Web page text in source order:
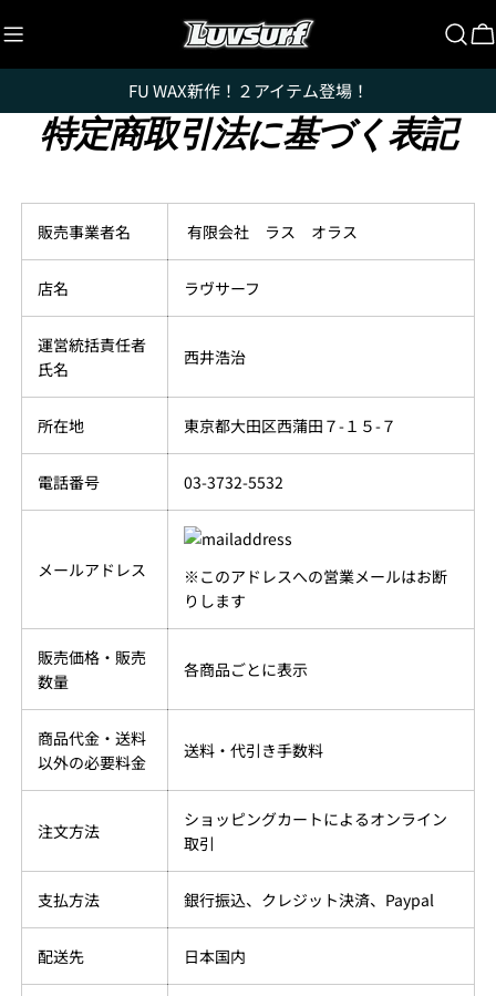
ン
テ
ツ
FU WAX新作！２アイテム登場！
特定商取引法に基づく表記
販売事業者名 有限会社 ラス オラス
店名 ラヴサーフ
運営統括責任者
氏名
西井浩治
所在地 東京都大田区西蒲田７-１５-７
電話番号 03-3732-5532
メールアドレス
※このアドレスへの営業メールはお断
りします
販売価格・販売
数量
各商品ごとに表示
商品代金・送料
以外の必要料金
送料・代引き手数料
注文方法
ショッピングカートによるオンライン
取引
支払方法 銀行振込、クレジット決済、Paypal
配送先 日本国内